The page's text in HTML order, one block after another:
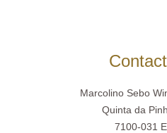
Marcolino Sebo
Quinta da
7100-031